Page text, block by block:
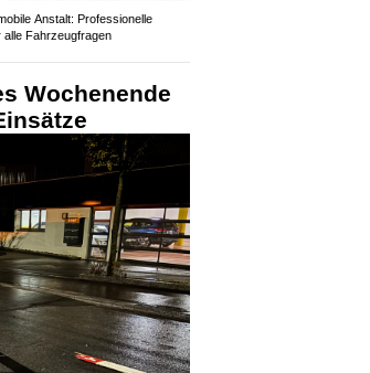
Anstalt: Professionelle
alle Fahrzeugfragen
Wochenende